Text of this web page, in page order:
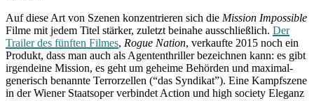
Auf diese Art von Szenen konzentrieren sich die Mission Impossible
Filme mit jedem Titel stärker, zuletzt beinahe ausschließlich. Der
Trailer des fünften Filmes, Rogue Nation, verkaufte 2015 noch ein
Produkt, dass man auch als Agententhriller bezeichnen kann: es gibt
irgendeine Mission, es geht um geheime Behörden und maximal-
generisch benannte Terrorzellen (“das Syndikat”). Eine Kampfszene
in der Wiener Staatsoper verbindet Action und high society Eleganz